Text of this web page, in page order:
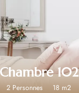
102
2 Personnes 18 m2